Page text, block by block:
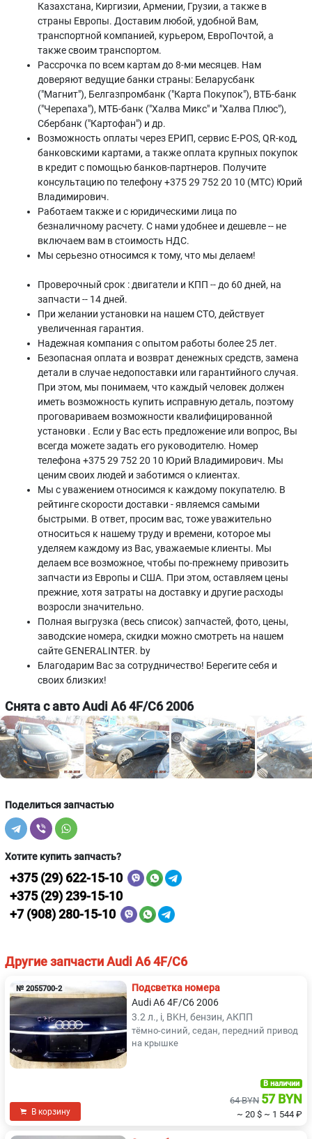
Казахстана, Киргизии, Армении, Грузии, а также в
страны Европы. Доставим любой, удобной Вам,
транспортной компанией, курьером, ЕвроПочтой, а
также своим транспортом.
Рассрочка по всем картам до 8-ми месяцев. Нам
доверяют ведущие банки страны: Беларусбанк
("Магнит"), Белгазпромбанк ("Карта Покупок"), ВТБ-банк
("Черепаха"), МТБ-банк ("Халва Микс" и "Халва Плюс"),
Сбербанк ("Картофан") и др.
Возможность оплаты через ЕРИП, сервис E-POS, QR-код,
банковскими картами, а также оплата крупных покупок
в кредит с помощью банков-партнеров. Получите
консультацию по телефону +375 29 752 20 10 (МТС) Юрий
Владимирович.
Работаем также и с юридическими лица по
безналичному расчету. С нами удобнее и дешевле -- не
включаем вам в стоимость НДС.
Мы серьезно относимся к тому, что мы делаем!
Проверочный срок : двигатели и КПП -- до 60 дней, на
запчасти -- 14 дней.
При желании установки на нашем СТО, действует
увеличенная гарантия.
Надежная компания с опытом работы более 25 лет.
Безопасная оплата и возврат денежных средств, замена
детали в случае недопоставки или гарантийного случая.
При этом, мы понимаем, что каждый человек должен
иметь возможность купить исправную деталь, поэтому
проговариваем возможности квалифицированной
установки . Если у Вас есть предложение или вопрос, Вы
всегда можете задать его руководителю. Номер
телефона +375 29 752 20 10 Юрий Владимирович. Мы
ценим своих людей и заботимся о клиентах.
Мы с уважением относимся к каждому покупателю. В
рейтинге скорости доставки - являемся самыми
быстрыми. В ответ, просим вас, тоже уважительно
относиться к нашему труду и времени, которое мы
уделяем каждому из Вас, уважаемые клиенты. Мы
делаем все возможное, чтобы по-прежнему привозить
запчасти из Европы и США. При этом, оставляем цены
прежние, хотя затраты на доставку и другие расходы
возросли значительно.
Полная выгрузка (весь список) запчастей, фото, цены,
заводские номера, скидки можно смотреть на нашем
сайте GENERALINTER. by
Благодарим Вас за сотрудничество! Берегите себя и
своих близких!
Снята с авто Audi A6 4F/C6 2006
Поделиться запчастью
Хотите купить запчасть?
+375 (29) 622-15-10
+375 (29) 239-15-10
+7 (908) 280-15-10
Другие запчасти Audi A6 4F/C6
№ 2055700-2
Подсветка номера
Audi A6 4F/C6 2006
3.2 л., i, BKH, бензин, АКПП
тёмно-синий, седан, передний привод
на крышке
В корзину
В наличии
64 BYN 57 BYN
~ 20 $ ~ 1 544 ₽